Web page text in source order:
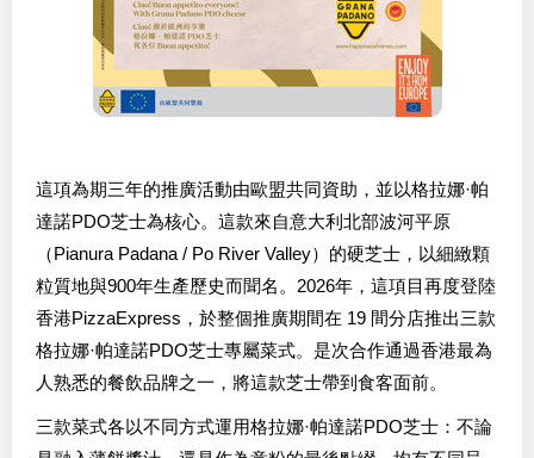
這項為期三年的推廣活動由歐盟共同資助，並以格拉娜·帕
達諾PDO芝士為核心。這款來自意大利北部波河平原
（Pianura Padana / Po River Valley）的硬芝士，以細緻顆
粒質地與900年生產歷史而聞名。2026年，這項目再度登陸
香港PizzaExpress，於整個推廣期間在 19 間分店推出三款
格拉娜·帕達諾PDO芝士專屬菜式。是次合作通過香港最為
人熟悉的餐飲品牌之一，將這款芝士帶到食客面前。
三款菜式各以不同方式運用格拉娜·帕達諾PDO芝士：不論